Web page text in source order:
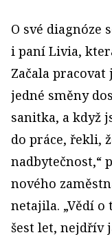
O své diagnóze
i paní Livia,
Začala
jedné směny
sanitka, a když
do práce, řekli,
nadbytečnost,“
nového
netajila. „Vědí
šest let, nejdřív